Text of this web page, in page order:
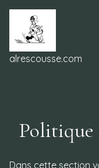
alrescousse.com